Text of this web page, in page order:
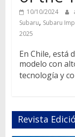
10/10/2024
Subaru, Subaru
2025
En Chile, está
modelo con
tecnología y
Revista